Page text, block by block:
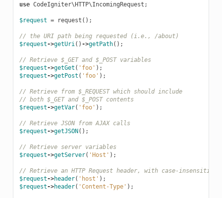
use CodeIgniter\HTTP\IncomingRequest ;
$request = request ();
// the URI path being requested (i.e., /about)
$request->getUri() ->getPath();
// Retrieve $_GET and $_POST variables
$request->getGet ( 'foo' );
$request->getPost ( 'foo' );
// Retrieve from $_REQUEST which should include
// both $_GET and $_POST contents
$request->getVar( 'foo' );
// Retrieve JSON from AJAX calls
$request->getJSON();
// Retrieve server variables
$request->getServer( 'Host' );
// Retrieve an HTTP Request header, with case-insensitive
$request->header( 'host' );
$request->header( 'Content-Type' );